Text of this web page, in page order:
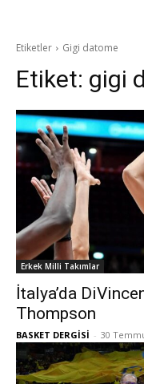
Etiketler Gigi datome
Etiket: gigi
Erkek Milli Takımlar
İtalya’da
Thompson
BASKET DERGİSİ - 30